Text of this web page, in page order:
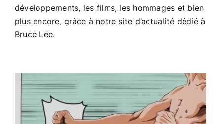
développements, les films, les hommages et bien
plus encore, grâce à notre site d’actualité dédié à
Bruce Lee.